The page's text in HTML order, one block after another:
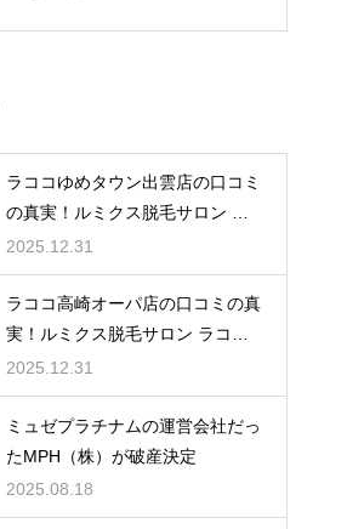
ラココゆめタウン出雲店の口コミ
の真実！ルミクス脱毛サロン ラ
ココゆめタウン出雲店のレビュー
＆評判
2025.12.31
ラココ高崎オーパ店の口コミの真
実！ルミクス脱毛サロン ラココ
高崎オーパ店のレビュー＆評判
2025.12.31
ミュゼプラチナムの運営会社だっ
たMPH（株）が破産決定
2025.08.18